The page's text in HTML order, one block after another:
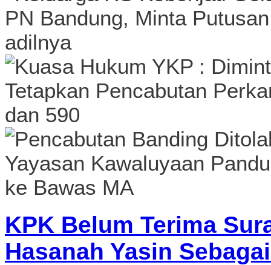
KPK Belum Terima
Hasanah Yasin